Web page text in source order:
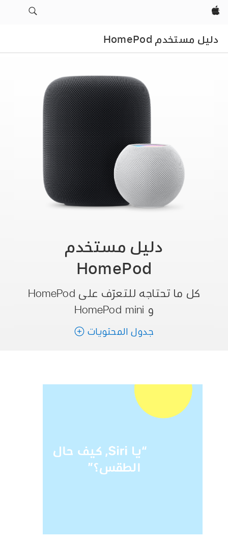
Apple‏
دليل مستخدم HomePod
دليل مستخدم
HomePod
كل ما تحتاجه للتعرّف على HomePod
و HomePod mini
جدول المحتويات